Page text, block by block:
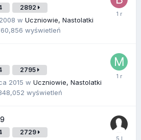
2892
w Uczniowie, Nastolatki
wyświetleń
2795
2015 w Uczniowie, Nastolatki
wyświetleń
2729